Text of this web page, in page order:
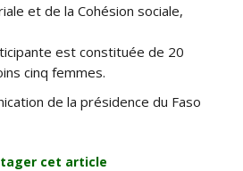
et de la Cohésion sociale,
est constituée de 20
cinq femmes.
de la présidence du Faso
cet article